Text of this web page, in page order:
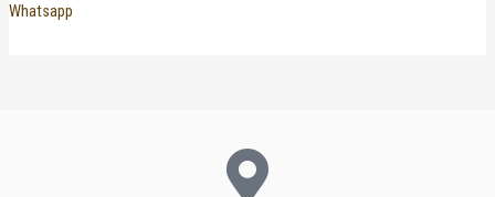
Whatsapp